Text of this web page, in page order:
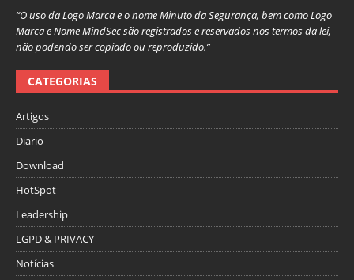
“O uso da Logo Marca e o nome Minuto da Segurança, bem como Logo
Marca e Nome MindSec são registrados e reservados nos termos da lei,
não podendo ser copiado ou reproduzido.”
CATEGORIAS
Artigos
Diario
Download
HotSpot
Leadership
LGPD & PRIVACY
Notícias